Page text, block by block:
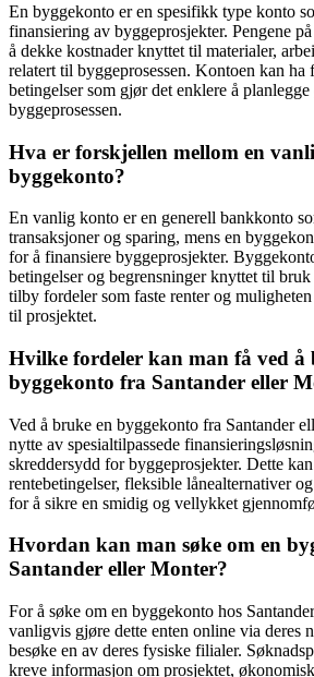
En byggekonto er en spesifikk type konto
finansiering av byggeprosjekter. Pengene
å dekke kostnader knyttet til materialer,
relatert til byggeprosessen. Kontoen kan ha
betingelser som gjør det enklere å
byggeprosessen.
Hva er forskjellen mellom en
byggekonto?
En vanlig konto er en generell bankkonto
transaksjoner og sparing, mens en
for å finansiere byggeprosjekter.
betingelser og begrensninger knyttet til
tilby fordeler som faste renter og
til prosjektet.
Hvilke fordeler kan man få ved å
byggekonto fra Santander eller
Ved å bruke en byggekonto fra Santander
nytte av spesialtilpassede
skreddersydd for byggeprosjekter. Dette
rentebetingelser, fleksible lånealternativer
for å sikre en smidig og vellykket
Hvordan kan man søke om en
Santander eller Monter?
For å søke om en byggekonto hos
vanligvis gjøre dette enten online via deres
besøke en av deres fysiske filialer.
kreve informasjon om prosjektet,